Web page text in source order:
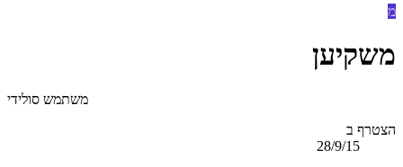
מ
משקיען
משתמש סולידי
הצטרף ב
28/9/15